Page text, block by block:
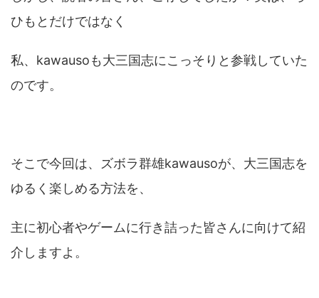
ひもとだけではなく
私、kawausoも大三国志にこっそりと参戦していた
のです。
そこで今回は、ズボラ群雄kawausoが、大三国志を
ゆるく楽しめる方法を、
主に初心者やゲームに行き詰った皆さんに向けて紹
介しますよ。